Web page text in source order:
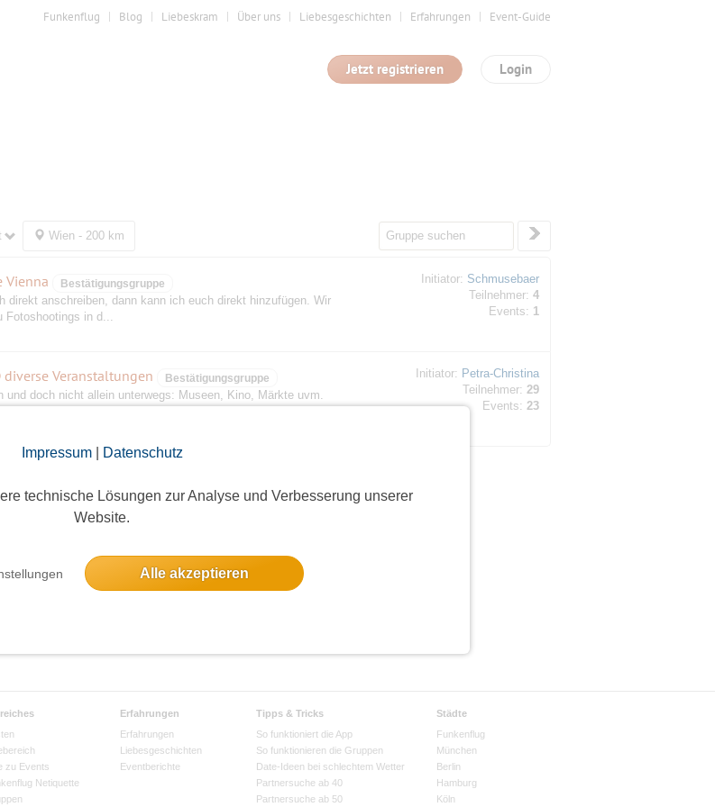
Impressum| Datenschutz
technische Lösungen zur Analyse und Verbesserung unserer
Website.
Alle akzeptieren
Funkenflug Blog Liebeskram Über uns Liebesgeschichten Erfahrungen Event-Guide
Login
Jetzt registrieren
Wien - 200 km
Vienna Bestätigungsgruppe
direkt anschreiben, dann kann ich euch direkt hinzufügen. Wir
in d...
Initiator: Schmusebaer
Teilnehmer: 4
Events: 1
diverse Veranstaltungen Bestätigungsgruppe
und doch nicht allein unterwegs: Museen, Kino, Märkte uvm.
Initiator: Petra-Christina
Teilnehmer: 29
Events: 23
zu Events
Netiquette
Erfahrungen
Erfahrungen
Liebesgeschichten
Eventberichte
Tipps & Tricks
So funktioniert die App
So funktionieren die Gruppen
Date-Ideen bei schlechtem Wetter
Partnersuche ab 40
Partnersuche ab 50
Städte
Funkenflug
München
Berlin
Hamburg
Köln